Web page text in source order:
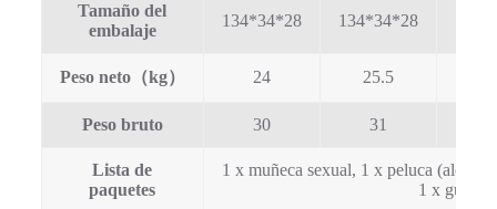
Tamaño del
embalaje
134*34*28 134*34*28
Peso neto（kg） 24 25.5
Peso bruto 30 31
Lista de
paquetes
1 x muñeca sexual, 1 x peluca
1 x